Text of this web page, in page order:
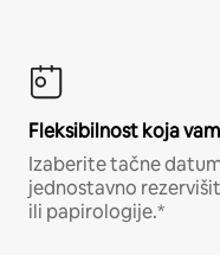
Fleksibilnost koja
Izaberite tačne
jednostavno
ili papirologije.*